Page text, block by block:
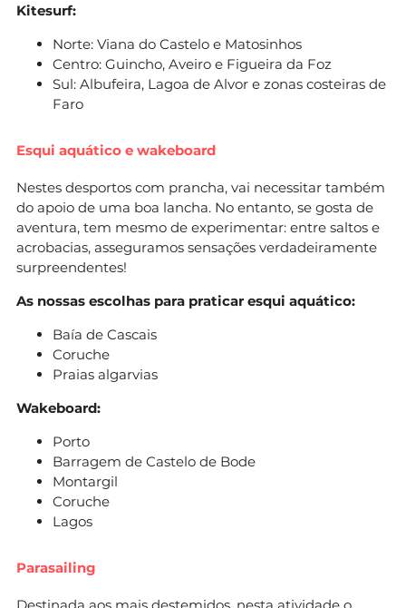
Kitesurf:
Norte: Viana do Castelo e Matosinhos
Centro: Guincho, Aveiro e Figueira da Foz
Sul: Albufeira, Lagoa de Alvor e zonas costeiras de
Faro
Esqui aquático e wakeboard
Nestes desportos com prancha, vai necessitar também
do apoio de uma boa lancha. No entanto, se gosta de
aventura, tem mesmo de experimentar: entre saltos e
acrobacias, asseguramos sensações verdadeiramente
surpreendentes!
As nossas escolhas para praticar esqui aquático:
Baía de Cascais
Coruche
Praias algarvias
Wakeboard:
Porto
Barragem de Castelo de Bode
Montargil
Coruche
Lagos
Parasailing
Destinada aos mais destemidos, nesta atividade o